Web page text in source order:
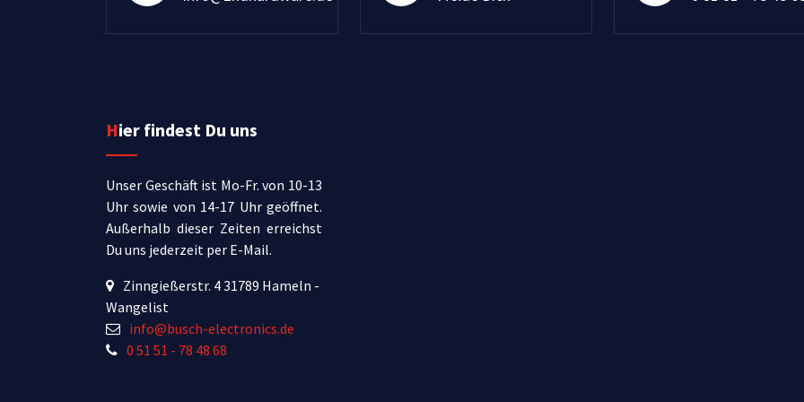
Hier findest Du uns
Unser Geschäft ist Mo-Fr. von 10-13
Uhr sowie von 14-17 Uhr geöffnet.
Außerhalb dieser Zeiten erreichst
Du uns jederzeit per E-Mail.
Zinngießerstr. 4 31789 Hameln -
Wangelist
info@busch-electronics.de
0 51 51 - 78 48 68